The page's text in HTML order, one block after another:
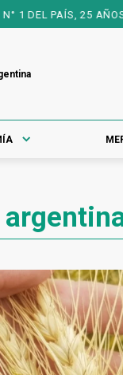
A TU FAVOR PARA